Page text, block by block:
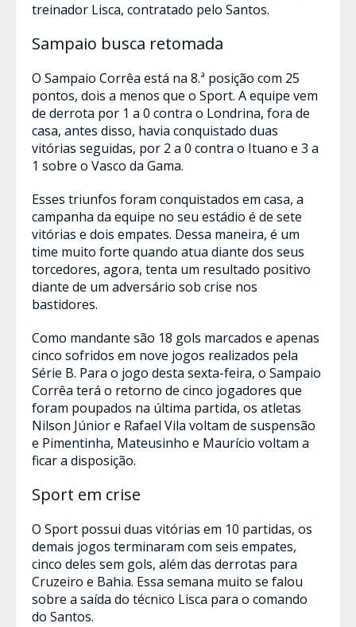
treinador Lisca, contratado pelo Santos.
Sampaio busca retomada
O Sampaio Corrêa está na 8.ª posição com 25
pontos, dois a menos que o Sport. A equipe vem
de derrota por 1 a 0 contra o Londrina, fora de
casa, antes disso, havia conquistado duas
vitórias seguidas, por 2 a 0 contra o Ituano e 3 a
1 sobre o Vasco da Gama.
Esses triunfos foram conquistados em casa, a
campanha da equipe no seu estádio é de sete
vitórias e dois empates. Dessa maneira, é um
time muito forte quando atua diante dos seus
torcedores, agora, tenta um resultado positivo
diante de um adversário sob crise nos
bastidores.
Como mandante são 18 gols marcados e apenas
cinco sofridos em nove jogos realizados pela
Série B. Para o jogo desta sexta-feira, o Sampaio
Corrêa terá o retorno de cinco jogadores que
foram poupados na última partida, os atletas
Nilson Júnior e Rafael Vila voltam de suspensão
e Pimentinha, Mateusinho e Maurício voltam a
ficar a disposição.
Sport em crise
O Sport possui duas vitórias em 10 partidas, os
demais jogos terminaram com seis empates,
cinco deles sem gols, além das derrotas para
Cruzeiro e Bahia. Essa semana muito se falou
sobre a saída do técnico Lisca para o comando
do Santos.